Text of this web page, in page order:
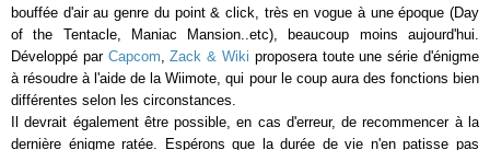
bouffée d'air au genre du point & click, très en vogue à une époque (Day
of the Tentacle, Maniac Mansion..etc), beaucoup moins aujourd'hui.
Développé par Capcom,Zack & Wiki proposera toute une série d'énigme
à résoudre à l'aide de la Wiimote, qui pour le coup aura des fonctions bien
différentes selon les circonstances.
Il devrait également être possible, en cas d'erreur, de recommencer à la
dernière énigme ratée. Espérons que la durée de vie n'en patisse pas